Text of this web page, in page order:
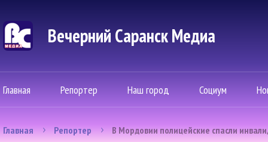
Вечерний Саранск Mедиа
Главная Репортер Наш город Социум
Главная Репортер В Мордовии полицейские спасли